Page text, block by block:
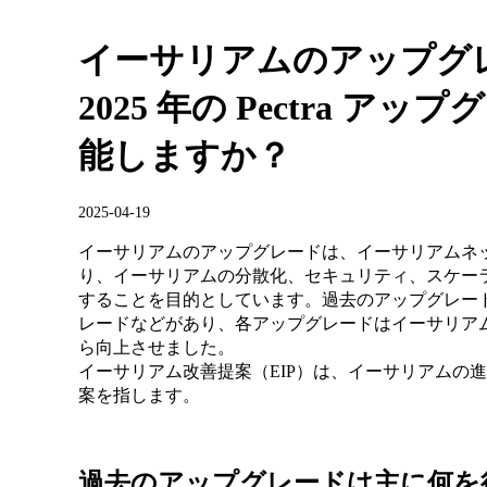
イーサリアムのアップ
2025 年の Pectra アップ
能しますか？
2025-04-19
イーサリアムのアップグレードは、イーサリアム
り、イーサリアムの分散化、セキュリティ、スケ
することを目的としています。過去のアップグレ
レードなどがあり、各アップグレードはイーサリ
ら向上させました。
イーサリアム改善提案（EIP）は、イーサリアムの
案を指します。